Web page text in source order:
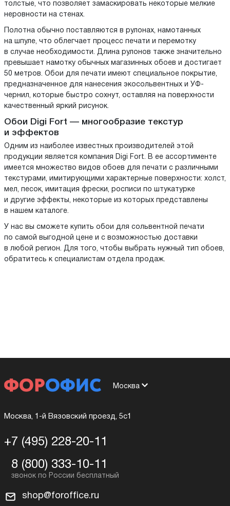
толстые, что позволяет замаскировать некоторые мелкие
неровности на стенах.
Полотна обычно поставляются в рулонах, намотанных
на шпуле, что облегчает процесс печати и перемотку
в случае необходимости. Длина рулонов также значительно
превышает намотку обычных магазинных обоев и достигает
50 метров. Обои для печати имеют специальное покрытие,
предназначенное для нанесения экосольвентных и УФ-
чернил, которые быстро сохнут, оставляя на поверхности
качественный яркий рисунок.
Обои Digi Fort — многообразие текстур
и эффектов
Одним из наиболее известных производителей этой
продукции является компания Digi Fort. В ее ассортименте
имеется множество видов обоев для печати с различными
текстурами, имитирующими характерные поверхности: холст,
мел, песок, имитация фрески, росписи по штукатурке
и другие эффекты, некоторые из которых представлены
в нашем каталоге.
У нас вы сможете купить обои для сольвентной печати
по самой выгодной цене и с возможностью доставки
в любой регион. Для того, чтобы выбрать нужный тип обоев,
обратитесь к специалистам отдела продаж.
Москва
Москва, 1-й Вязовский проезд, 5с1
+7 (495) 228-20-11
8 (800) 333-10-11
shop@foroffice.ru